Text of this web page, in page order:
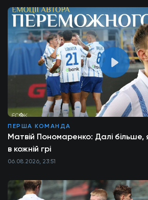
ПЕРША КОМАНДА
Матвій Пономаренко: Далі більше,
в кожній грі
06.08.2026, 23:51